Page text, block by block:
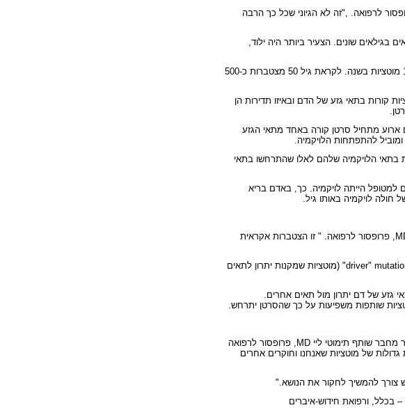
לרפואה. ,"זה לא הגיוני שכל כך הרבה
שונים. הצעיר ביותר היה ילוד,
לכל אדם היו כ-10,000 תאי גזע במח העצם, והחוקרים גילו שכל תא גזע רוכש כ-10 מוטציות בשנה. לקראת גיל 50 מצטברות כ-500
קורות בתאי גזע של הדם ובאיזו תדירות הן
ארוע מתחיל סרטן קורה באחד מתאי הגזע
להתפתחות הלויקמיה.
בתאי הלויקמיה שלהם לאלו שהתרחשו בתאי
למטופל הייתה לויקמיה. כך, באדם בריא
, פרופסור לרפואה. " זו הצטברות אקראית
"driver"(מוטציות שמקנות יתרון לתאים
גזע של דם יתרון מול תאים אחרים.
שותפות משפיעות על כך שהסרטן יתרחש.
שותף תימוטי ליי MD
, פרופסור לרפואה
של מוטציות שאנחנו וחוקרים אחרים
צורך להמשיך לחקור את הנושא."
– בכלל, ורפואת חידוש-איברים